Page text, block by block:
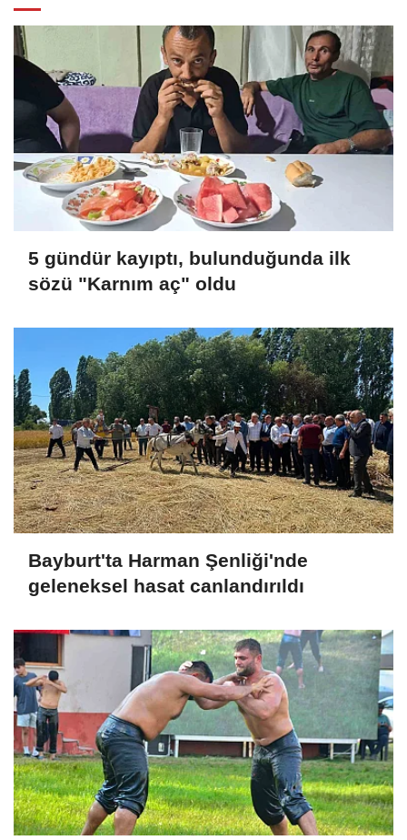
5 gündür kayıptı, bulunduğunda ilk
sözü "Karnım aç" oldu
Bayburt'ta Harman Şenliği'nde
geleneksel hasat canlandırıldı